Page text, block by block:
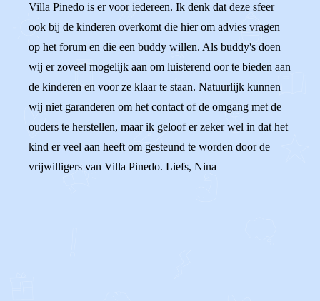
Villa Pinedo is er voor iedereen. Ik denk dat deze sfeer
ook bij de kinderen overkomt die hier om advies vragen
op het forum en die een buddy willen. Als buddy's doen
wij er zoveel mogelijk aan om luisterend oor te bieden aan
de kinderen en voor ze klaar te staan. Natuurlijk kunnen
wij niet garanderen om het contact of de omgang met de
ouders te herstellen, maar ik geloof er zeker wel in dat het
kind er veel aan heeft om gesteund te worden door de
vrijwilligers van Villa Pinedo. Liefs, Nina